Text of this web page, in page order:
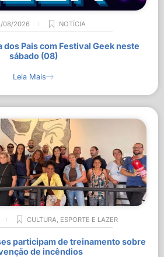
08/2026 NOTÍCIA
dos Pais com Festival Geek neste
sábado (08)
Leia Mais
CULTURA, ESPORTE E LAZER
participam de treinamento sobre
de incêndios